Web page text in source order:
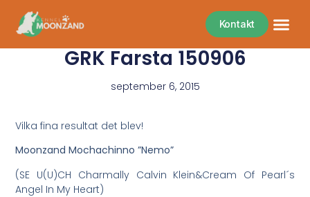
Kontakt
GRK Farsta 150906
september 6, 2015
Vilka fina resultat det blev!
Moonzand Mochachinno ”Nemo”
(SE U(U)CH Charmally Calvin Klein&Cream Of Pearl´s
Angel In My Heart)